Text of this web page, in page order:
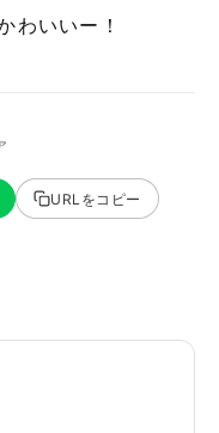
わいいー！
URLをコピー